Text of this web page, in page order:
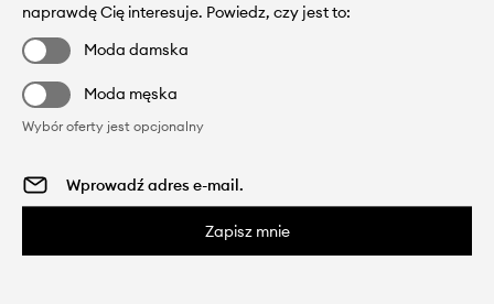
naprawdę Cię interesuje. Powiedz, czy jest to:
Moda damska
Moda męska
Wybór oferty jest opcjonalny
Zapisz mnie